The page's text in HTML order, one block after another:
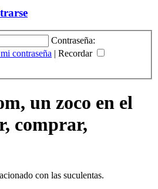
Contraseña:
contraseña | Recordar
un zoco en el
comprar,
con las suculentas.